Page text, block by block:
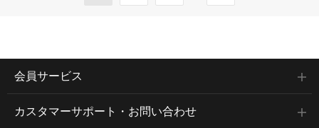
会員サービス
カスタマーサポート・お問い合わせ